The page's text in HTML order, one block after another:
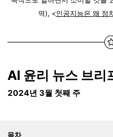
역), <인공지능은 왜 정
AI 윤리 뉴스 브리
2024년 3월 첫째 주
목차